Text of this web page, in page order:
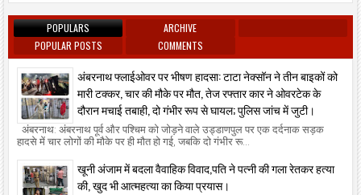
POPULARS
ARCHIVE
POPULAR POSTS
COMMENTS
अंबरनाथ फ्लाईओवर पर भीषण हादसा: टाटा नेक्सॉन ने तीन बाइकों को
मारी टक्कर, चार की मौके पर मौत, तेज रफ्तार कार ने ओवरटेक के
दौरान मचाई तबाही, दो गंभीर रूप से घायल; पुलिस जांच में जुटी।
अंबरनाथ: अंबरनाथ पूर्व और पश्चिम को जोड़ने वाले उड्डाणपुल पर एक दर्दनाक सड़क
हादसे में चार लोगों की मौके पर ही मौत हो गई, जबकि दो गंभीर रू...
खूनी अंजाम में बदला वैवाहिक विवाद,पति ने पत्नी की गला रेतकर हत्या
की, खुद भी आत्महत्या का किया प्रयास।